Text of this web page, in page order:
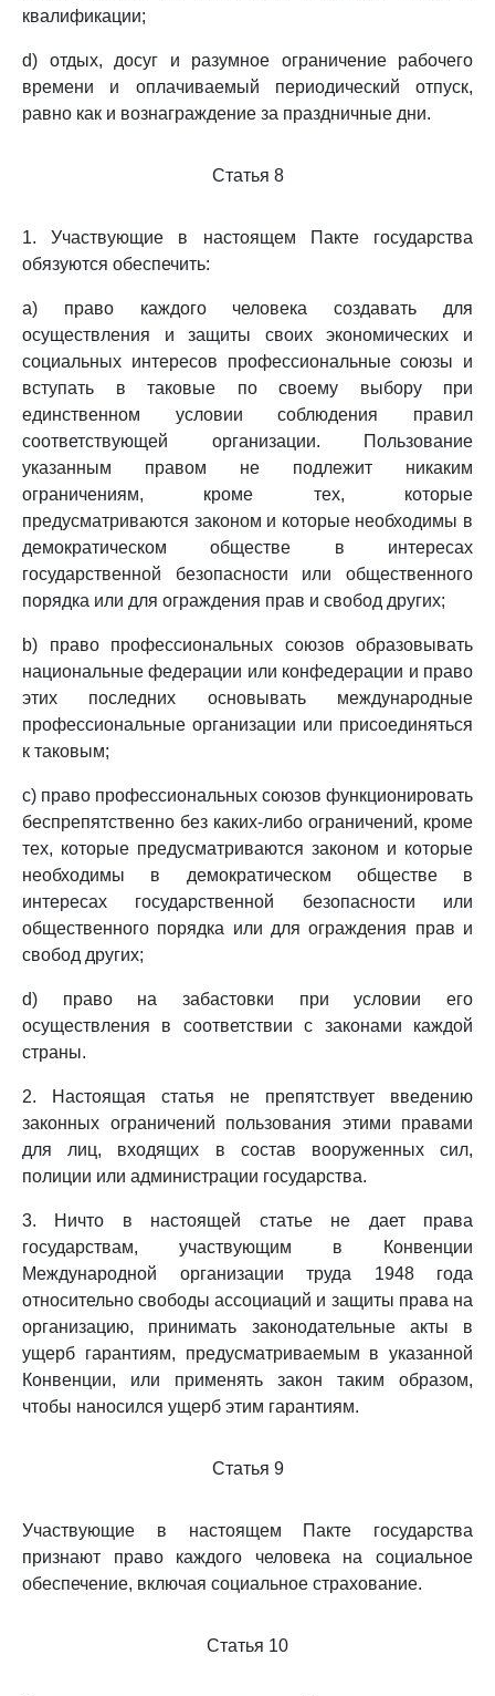
квалификации;
d) отдых, досуг и разумное ограничение рабочего
времени и оплачиваемый периодический отпуск,
равно как и вознаграждение за праздничные дни.
Статья 8
1. Участвующие в настоящем Пакте государства
обязуются обеспечить:
a) право каждого человека создавать для
осуществления и защиты своих экономических и
социальных интересов профессиональные союзы и
вступать в таковые по своему выбору при
единственном условии соблюдения правил
соответствующей организации. Пользование
указанным правом не подлежит никаким
ограничениям, кроме тех, которые
предусматриваются законом и которые необходимы в
демократическом обществе в интересах
государственной безопасности или общественного
порядка или для ограждения прав и свобод других;
b) право профессиональных союзов образовывать
национальные федерации или конфедерации и право
этих последних основывать международные
профессиональные организации или присоединяться
к таковым;
c) право профессиональных союзов функционировать
беспрепятственно без каких-либо ограничений, кроме
тех, которые предусматриваются законом и которые
необходимы в демократическом обществе в
интересах государственной безопасности или
общественного порядка или для ограждения прав и
свобод других;
d) право на забастовки при условии его
осуществления в соответствии с законами каждой
страны.
2. Настоящая статья не препятствует введению
законных ограничений пользования этими правами
для лиц, входящих в состав вооруженных сил,
полиции или администрации государства.
3. Ничто в настоящей статье не дает права
государствам, участвующим в Конвенции
Международной организации труда 1948 года
относительно свободы ассоциаций и защиты права на
организацию, принимать законодательные акты в
ущерб гарантиям, предусматриваемым в указанной
Конвенции, или применять закон таким образом,
чтобы наносился ущерб этим гарантиям.
Статья 9
Участвующие в настоящем Пакте государства
признают право каждого человека на социальное
обеспечение, включая социальное страхование.
Статья 10